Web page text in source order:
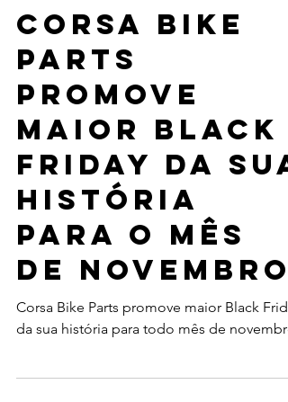
4 de nov. de 2025
PROMOÇÕES
Corsa Bike
Parts
promove
maior Black
Friday da sua
história
para o mês
de novembro